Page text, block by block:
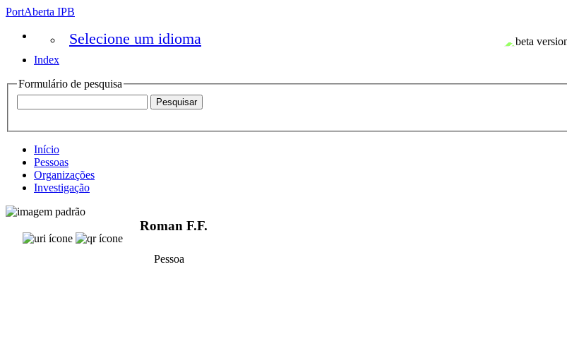
PortAberta IPB
Selecione um idioma
Index
Formulário de pesquisa
Início
Pessoas
Organizações
Investigação
Roman F.F.
Pessoa